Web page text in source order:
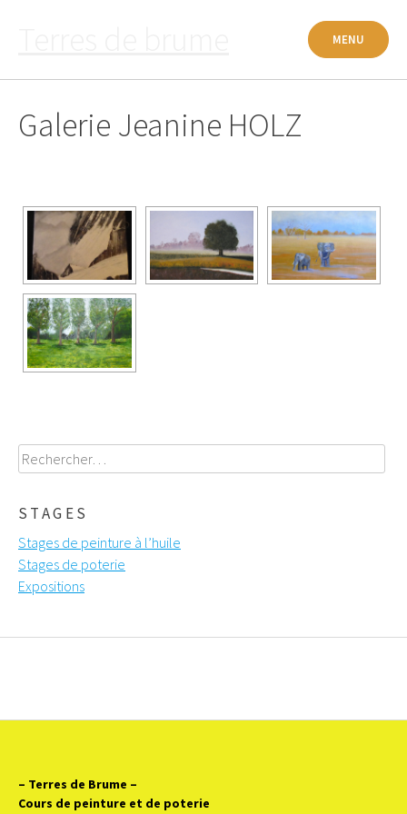
MENU
Galerie Jeanine HOLZ
Rechercher :
STAGES
Stages de peinture à l’huile
Stages de poterie
Expositions
– Terres de Brume –
Cours de peinture et de poterie